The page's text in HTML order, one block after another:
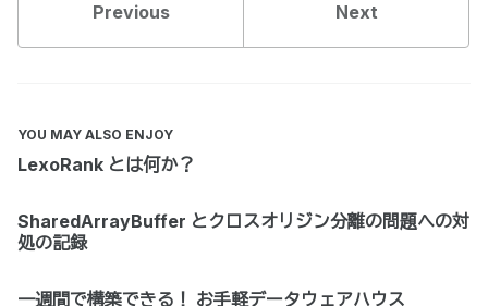
Previous Next
YOU MAY ALSO ENJOY
LexoRank とは何か？
SharedArrayBuffer とクロスオリジン分離の問題への対
処の記録
一週間で構築できる！ お手軽データウェアハウス